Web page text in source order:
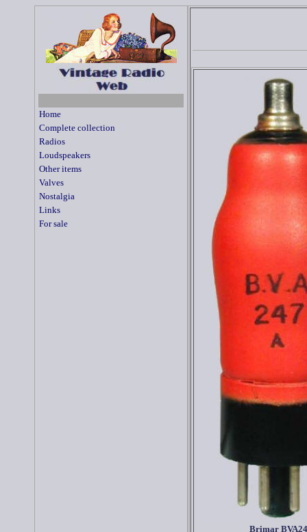
Home
Complete collection
Radios
Loudspeakers
Other items
Valves
Nostalgia
Links
For sale
Brimar